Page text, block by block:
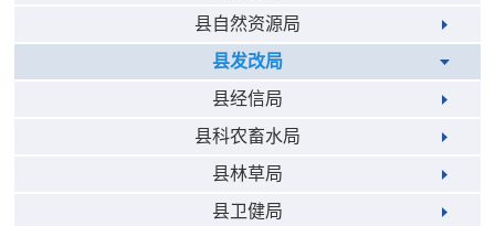
县自然资源局
县发改局
县经信局
县科农畜水局
县林草局
县卫健局